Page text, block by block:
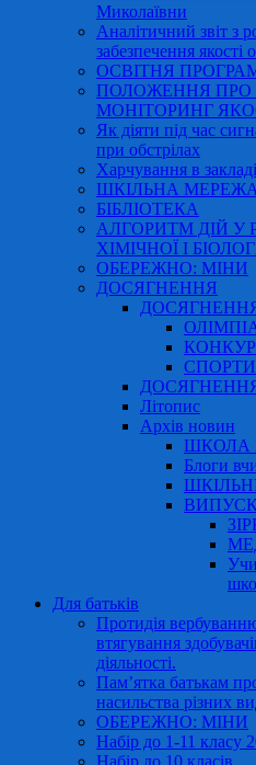
Миколаївни
Аналітичний звіт з
забезпечення якості
ОСВІТНЯ
ПОЛОЖЕННЯ ПРО
МОНІТОРИНГ
Як діяти під час
при обстрілах
Харчування в закладі
ШКІЛЬНА МЕРЕЖА
БІБЛІОТЕКА
АЛГОРИТМ ДІЙ У
ХІМІЧНОЇ І
ОБЕРЕЖНО: МІНИ
ДОСЯГНЕННЯ
Літопис
Архів новин
ШКОЛА
Блоги
Для батьків
Протидія
втягування
діяльності.
Пам’ятка батькам
насильства різних
ОБЕРЕЖНО: МІНИ
Набір до 1-11 класу
Набір до 10 класів